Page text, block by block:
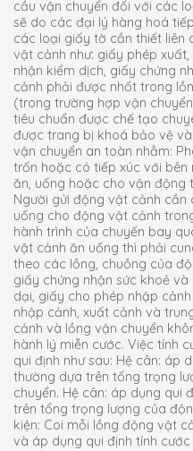
cầu vận chuyển đối với các
sẽ do các đại lý hàng hoá
các loại giấy tờ cần thiết liên
vật cảnh như: giấy phép
nhận kiểm dịch, giấy chứng
cảnh phải được nhốt trong
(trong trường hợp vận
tiêu chuẩn được chế tạo
được trang bị khoá bảo vệ
vận chuyển an toàn nhằm:
trốn hoặc có tiếp xúc với
ăn, uống hoặc cho vận động
Người gửi động vật cảnh
uống cho động vật cảnh
hành trình của chuyến bay
vật cảnh ăn uống thì phải
theo các lồng, chuồng của
giấy chứng nhận sức khoẻ
dại, giấy cho phép nhập
nhập cảnh, xuất cảnh và
cảnh và lồng vận chuyển
hành lý miễn cước. Việc tính
qui định như sau: Hệ cân: áp
thường dựa trên tổng trọng
chuyển. Hệ cân: áp dụng qui
trên tổng trọng lượng của
kiện: Coi mỗi lồng động vật
và áp dụng qui định tính